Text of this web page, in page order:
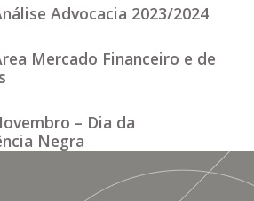
Advocacia 2023/2024
Mercado Financeiro e de
– Dia da
Negra